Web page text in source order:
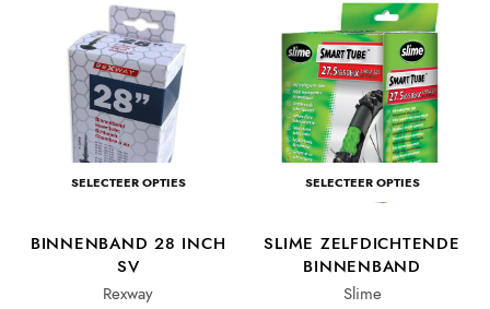
SELECTEER OPTIES
BINNENBAND 28 INCH
SV
Rexway
SELECTEER OPTIES
SLIME ZELFDICHTENDE
BINNENBAND
Slime